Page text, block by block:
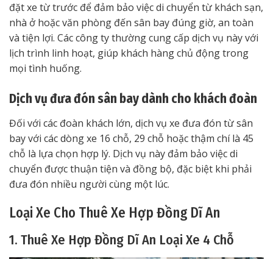
đặt xe từ trước để đảm bảo việc di chuyển từ khách sạn,
nhà ở hoặc văn phòng đến sân bay đúng giờ, an toàn
và tiện lợi. Các công ty thường cung cấp dịch vụ này với
lịch trình linh hoạt, giúp khách hàng chủ động trong
mọi tình huống.
Dịch vụ đưa đón sân bay dành cho khách đoàn
Đối với các đoàn khách lớn, dịch vụ xe đưa đón từ sân
bay với các dòng xe 16 chỗ, 29 chỗ hoặc thậm chí là 45
chỗ là lựa chọn hợp lý. Dịch vụ này đảm bảo việc di
chuyển được thuận tiện và đồng bộ, đặc biệt khi phải
đưa đón nhiều người cùng một lúc.
Loại Xe Cho Thuê Xe Hợp Đồng Dĩ An
1. Thuê Xe Hợp Đồng Dĩ An Loại Xe 4 Chỗ